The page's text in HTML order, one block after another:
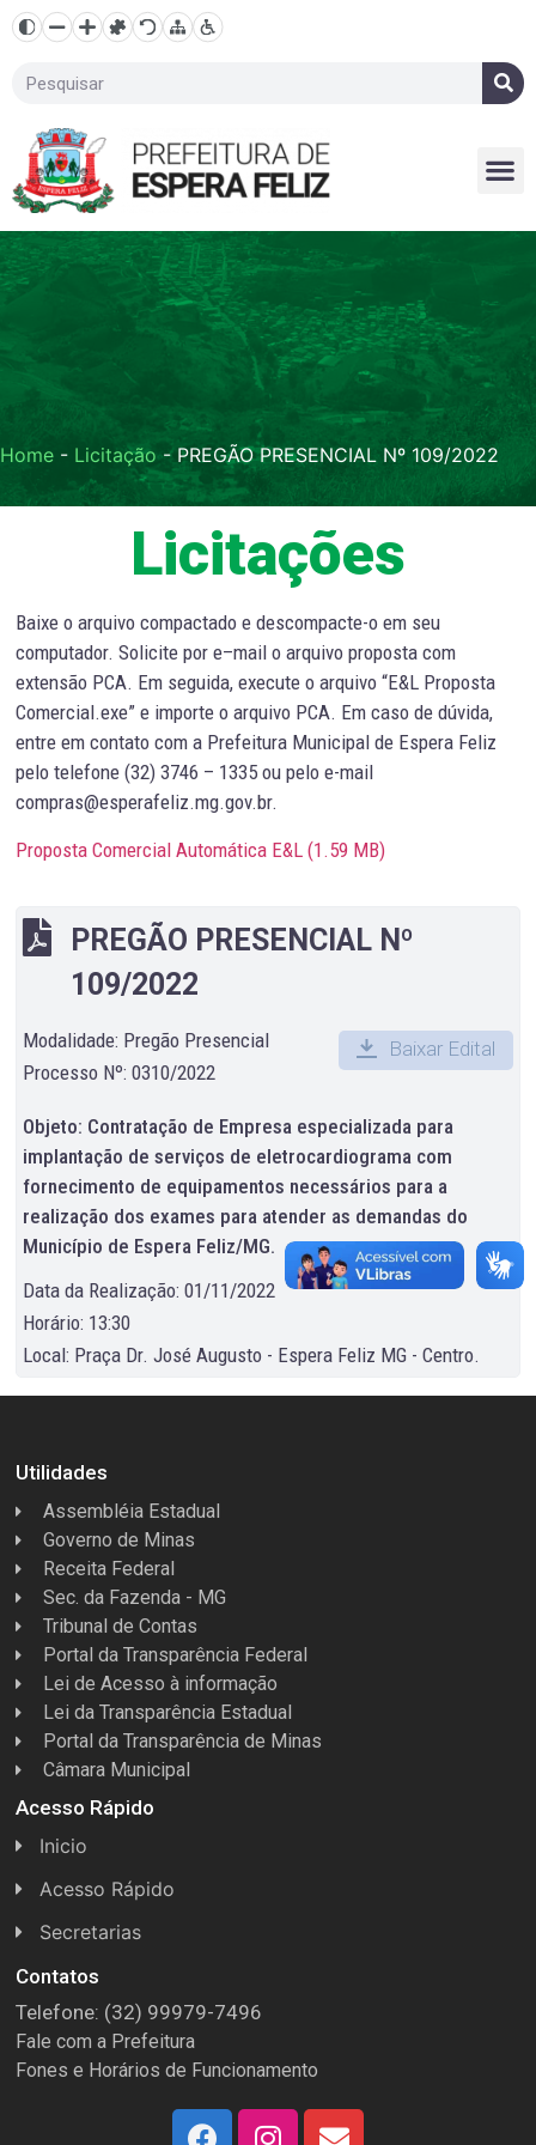
Home - Licitação-PREGÃO PRESENCIAL Nº 109/2022
Licitações
Baixe o arquivo compactado e descompacte-o em seu
computador. Solicite por e–mail o arquivo proposta com
extensão PCA. Em seguida, execute o arquivo “E&L Proposta
Comercial.exe” e importe o arquivo PCA. Em caso de dúvida,
entre em contato com a Prefeitura Municipal de Espera Feliz
pelo telefone (32) 3746 – 1335 ou pelo e-mail
compras@esperafeliz.mg.gov.br.
Proposta Comercial Automática E&L (1.59 MB)
PREGÃO PRESENCIAL Nº
109/2022
Modalidade: Pregão Presencial
Processo Nº: 0310/2022
Baixar Edital
Objeto: Contratação de Empresa especializada para
implantação de serviços de eletrocardiograma com
fornecimento de equipamentos necessários para a
realização dos exames para atender as demandas do
Município de Espera Feliz/MG.
Data da Realização: 01/11/2022
Horário: 13:30
Local: Praça Dr. José Augusto - Espera Feliz MG - Centro.
Utilidades
Assembléia Estadual
Governo de Minas
Receita Federal
Sec. da Fazenda - MG
Tribunal de Contas
Portal da Transparência Federal
Lei de Acesso à informação
Lei da Transparência Estadual
Portal da Transparência de Minas
Câmara Municipal
Acesso Rápido
Inicio
Acesso Rápido
Concursos
Conselhos
Espera Feliz Antigamente
e-Nota
Secretarias
Licitações
Secretaria de Esportes
Secretarias e Diretorias
Contatos
Telefone: (32) 99979-7496
Fale com a Prefeitura
Fones e Horários de Funcionamento